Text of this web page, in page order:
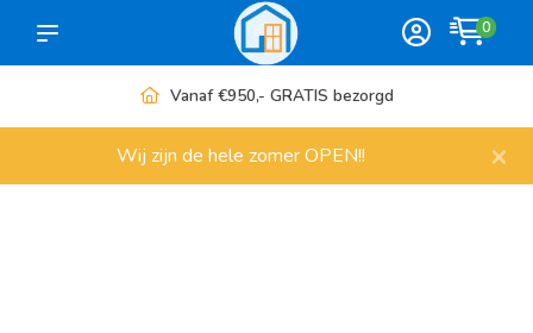
0
Vanaf €950,- GRATIS bezorgd
Wij zijn de hele zomer OPEN!! ×